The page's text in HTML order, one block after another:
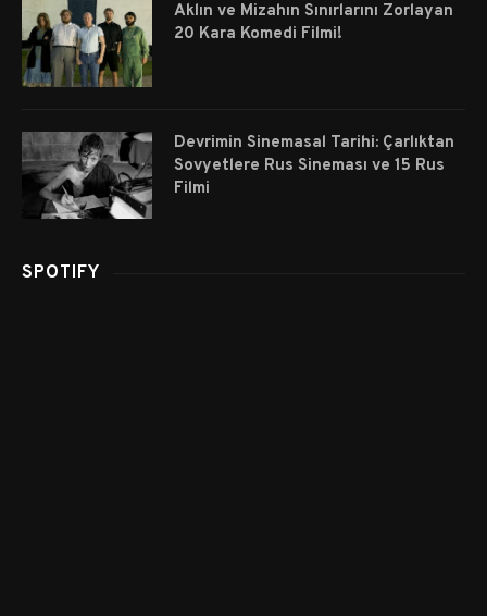
Aklın ve Mizahın Sınırlarını Zorlayan
20 Kara Komedi Filmi!
Devrimin Sinemasal Tarihi: Çarlıktan
Sovyetlere Rus Sineması ve 15 Rus
Filmi
SPOTIFY